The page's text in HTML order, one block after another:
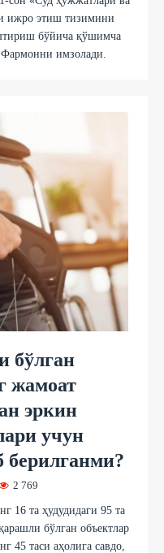
ижро этиш тизимини
бўйича қўшимча
Фармонни имзолади.
бўлган
жамоат
эркин
учун
берилганми?
2 769
16 та ҳудудидаги 95 та
бўлган объектлар
45 таси аҳолига савдо,